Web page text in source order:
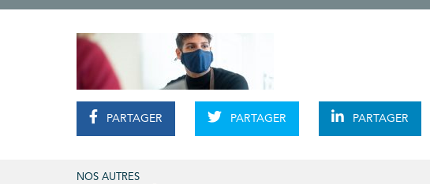
PARTAGER PARTAGER PARTAGER
NOS AUTRES